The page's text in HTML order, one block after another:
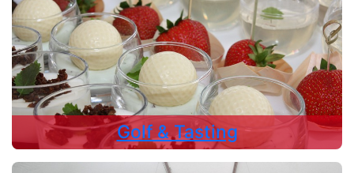
Golf & Tasting